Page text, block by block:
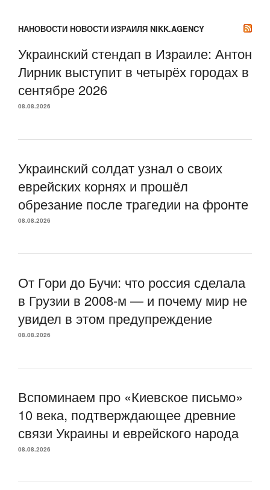
НАНОВОСТИ НОВОСТИ ИЗРАИЛЯ NIKK.AGENCY
Украинский стендап в Израиле: Антон
Лирник выступит в четырёх городах в
сентябре 2026
08.08.2026
Украинский солдат узнал о своих
еврейских корнях и прошёл
обрезание после трагедии на фронте
08.08.2026
От Гори до Бучи: что россия сделала
в Грузии в 2008-м — и почему мир не
увидел в этом предупреждение
08.08.2026
Вспоминаем про «Киевское письмо»
10 века, подтверждающее древние
связи Украины и еврейского народа
08.08.2026